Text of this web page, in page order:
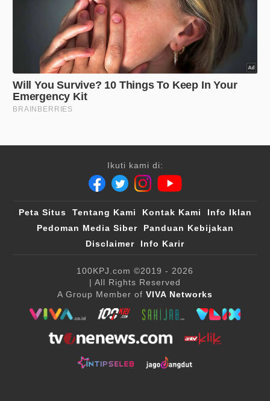
Ikuti kami di:
Peta Situs Tentang Kami Kontak Kami
Info Iklan
Pedoman Media Siber
Panduan Kebijakan
Disclaimer
Info Karir
100KPJ.com ©2019 - 2026
| All Rights Reserved
A Group Member of VIVA Networks